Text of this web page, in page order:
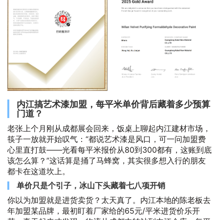
内江搞艺术漆加盟，每平米单价背后藏着多少预算
门道？
老张上个月刚从成都展会回来，饭桌上聊起内江建材市场，
筷子一放就开始叹气：“都说艺术漆是风口，可一问加盟费
心里直打鼓——光看每平米报价从80到300都有，这账到底
该怎么算？”这话算是捅了马蜂窝，其实很多想入行的朋友
都卡在这道坎上。
单价只是个引子，冰山下头藏着七八项开销
你以为加盟就是进货卖货？太天真了。内江本地的陈老板去
年加盟某品牌，最初盯着厂家给的65元/平米进货价乐开